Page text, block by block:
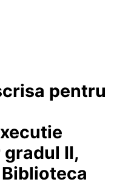
pentru
II,